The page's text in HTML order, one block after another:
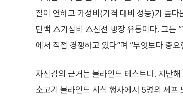
질이 연하고 가성비(가격 대비 성능)가 높
단백 △가심비 △신선 냉장 유통이다. 그는 “
에서 직접 경쟁하고 있다”며 “무엇보다 중
자신감의 근거는 블라인드 테스트다. 지난
소고기 블라인드 시식 행사에서 5명의 셰프